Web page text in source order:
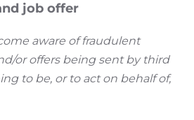
job offer
aware of fraudulent
or offers being sent by third
to be, or to act on behalf of,